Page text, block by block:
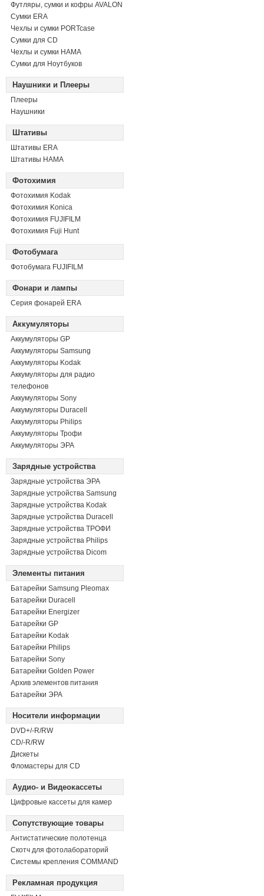
Футляры, сумки и кофры AVALON
Сумки ERA
Чехлы и сумки PORTcase
Сумки для CD
Чехлы и сумки HAMA
Сумки для Ноутбуков
Наушники и Плееры
Плееры
Наушники
Штативы
Штативы ERA
Штативы HAMA
Фотохимия
Фотохимия Kodak
Фотохимия Konica
Фотохимия FUJIFILM
Фотохимия Fuji Hunt
Фотобумага
Фотобумага FUJIFILM
Фонари и лампы
Серия фонарей ERA
Аккумуляторы
Аккумуляторы GP
Аккумуляторы Samsung
Аккумуляторы Kodak
Аккумуляторы для радио
телефонов
Аккумуляторы Sony
Аккумуляторы Duracell
Аккумуляторы Philips
Аккумуляторы Трофи
Аккумуляторы ЭРА
Зарядные устройства
Зарядные устройства ЭРА
Зарядные устройства Samsung
Зарядные устройства Kodak
Зарядные устройства Duracell
Зарядные устройства ТРОФИ
Зарядные устройства Philips
Зарядные устройства Dicom
Элементы питания
Батарейки Samsung Pleomax
Батарейки Duracell
Батарейки Energizer
Батарейки GP
Батарейки Kodak
Батарейки Philips
Батарейки Sony
Батарейки Golden Power
Архив элементов питания
Батарейки ЭРА
Носители информации
DVD+/-R/RW
СD/-R/RW
Дискеты
Фломастеры для CD
Аудио- и Видеокассеты
Цифровые кассеты для камер
Сопутствующие товары
Антистатические полотенца
Скотч для фотолабораторий
Системы крепления COMMAND
Рекламная продукция